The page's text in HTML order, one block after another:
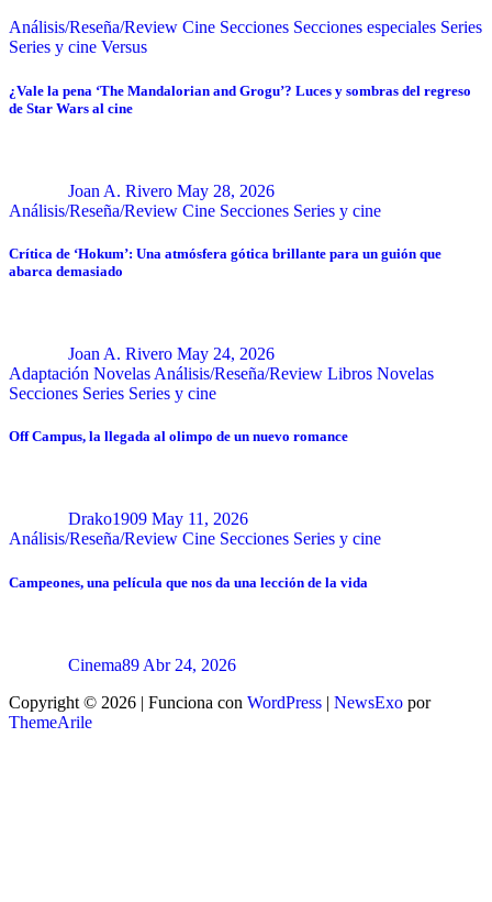
Análisis/Reseña/Review Cine Secciones Secciones especiales Series
Series y cine Versus
¿Vale la pena ‘The Mandalorian and Grogu’? Luces y sombras del regreso
de Star Wars al cine
Joan A. Rivero May 28, 2026
Análisis/Reseña/Review Cine Secciones Series y cine
Crítica de ‘Hokum’: Una atmósfera gótica brillante para un guión que
abarca demasiado
Joan A. Rivero May 24, 2026
Adaptación Novelas Análisis/Reseña/Review Libros Novelas
Secciones Series Series y cine
Off Campus, la llegada al olimpo de un nuevo romance
Drako1909 May 11, 2026
Análisis/Reseña/Review Cine Secciones Series y cine
Campeones, una película que nos da una lección de la vida
Cinema89 Abr 24, 2026
Copyright © 2026 | Funciona con WordPress | NewsExo por
ThemeArile